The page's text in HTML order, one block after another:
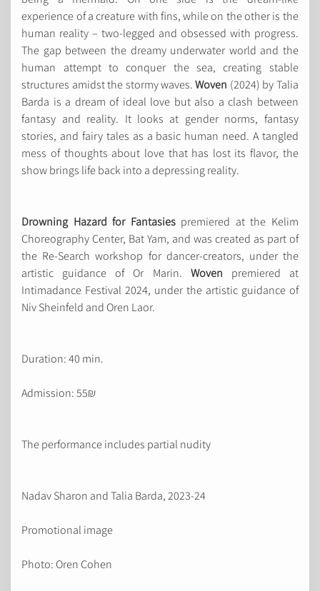
experience of a creature with fins, while on the other is the
human reality – two-legged and obsessed with progress.
The gap between the dreamy underwater world and the
human attempt to conquer the sea, creating stable
structures amidst the stormy waves.Woven (2024) by Talia
Barda is a dream of ideal love but also a clash between
fantasy and reality. It looks at gender norms, fantasy
stories, and fairy tales as a basic human need. A tangled
mess of thoughts about love that has lost its flavor, the
show brings life back into a depressing reality.
Drowning Hazard for Fantasies premiered at the Kelim
Choreography Center, Bat Yam, and was created as part of
the Re-Search workshop for dancer-creators, under the
artistic guidance of Or Marin. Woven premiered at
Intimadance Festival 2024, under the artistic guidance of
Niv Sheinfeld and Oren Laor.
Duration: 40 min.
Admission: 55₪
The performance includes partial nudity
Nadav Sharon and Talia Barda, 2023-24
Promotional image
Photo: Oren Cohen